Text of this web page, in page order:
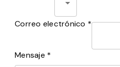
Correo electrónico *
Mensaje *